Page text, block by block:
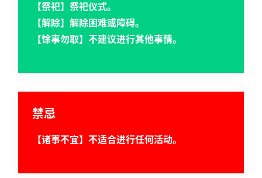
【祭祀】祭祀仪式。
【解除】解除困难或障碍。
【馀事勿取】不建议进行其他事情。
禁忌
【诸事不宜】不适合进行任何活动。